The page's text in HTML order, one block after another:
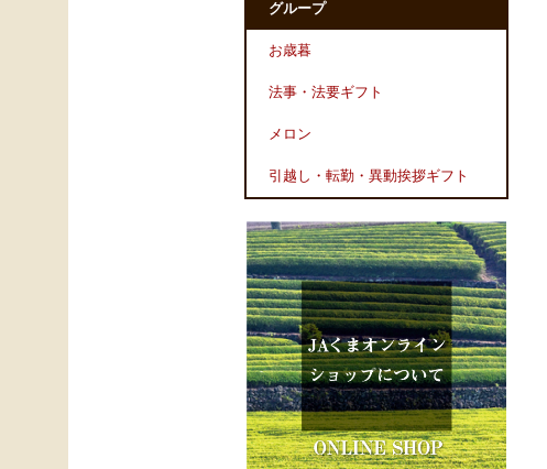
グループ
お歳暮
法事・法要ギフト
メロン
引越し・転勤・異動挨拶ギフト